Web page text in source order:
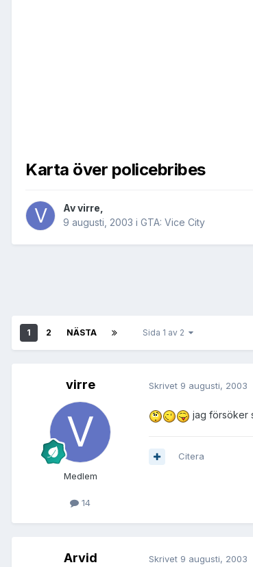
Karta över policebribes
Avvirre
9 augusti, 2003 i GTA: Vice City
1 2 NÄSTA Sida 1 av 2
virre
Medlem
14
Skrivet 9 augusti, 2003
jag försöker
Citera
Arvid Skrivet 9 augusti, 2003